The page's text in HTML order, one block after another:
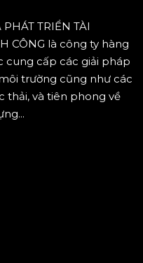
TRIỂN TÀI
CÔNG là công ty hàng
cung cấp các giải pháp
trường cũng như các
thải, và tiên phong về